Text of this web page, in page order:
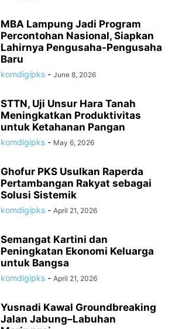
MBA Lampung Jadi Program
Percontohan Nasional, Siapkan
Lahirnya Pengusaha-Pengusaha
Baru
komdigipks - June 8, 2026
STTN, Uji Unsur Hara Tanah
Meningkatkan Produktivitas
untuk Ketahanan Pangan
komdigipks - May 6, 2026
Ghofur PKS Usulkan Raperda
Pertambangan Rakyat sebagai
Solusi Sistemik
komdigipks - April 21, 2026
Semangat Kartini dan
Peningkatan Ekonomi Keluarga
untuk Bangsa
komdigipks - April 21, 2026
Yusnadi Kawal Groundbreaking
Jalan Jabung–Labuhan